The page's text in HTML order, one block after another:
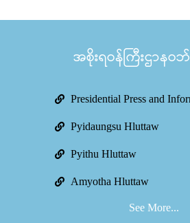
အစိုးရဝန်ကြီးဌာနဝ
Presidential Press and
Pyidaungsu Hluttaw
Pyithu Hluttaw
Amyotha Hluttaw
See More...